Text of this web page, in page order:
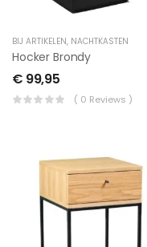
BIJ ARTIKELEN, NACHTKASTEN
Hocker Brondy
€ 99,95
( 0 Reviews )